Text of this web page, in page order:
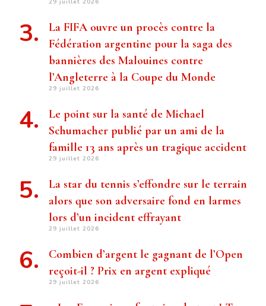
La FIFA ouvre un procès contre la
Fédération argentine pour la saga des
bannières des Malouines contre
l’Angleterre à la Coupe du Monde
29 juillet 2026
Le point sur la santé de Michael
Schumacher publié par un ami de la
famille 13 ans après un tragique accident
29 juillet 2026
La star du tennis s’effondre sur le terrain
alors que son adversaire fond en larmes
lors d’un incident effrayant
29 juillet 2026
Combien d’argent le gagnant de l’Open
reçoit-il ? Prix ​​en argent expliqué
29 juillet 2026